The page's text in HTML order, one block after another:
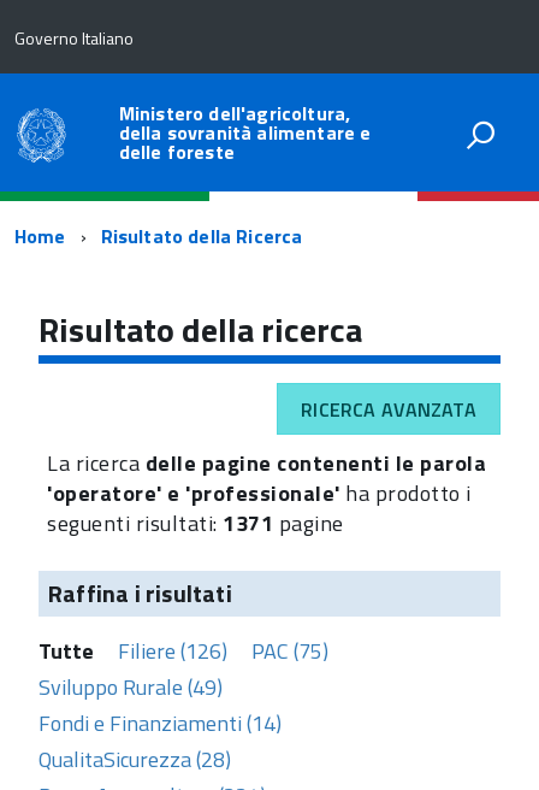
Governo Italiano
Ministero dell'agricoltura,
della sovranità alimentare e
delle foreste
Percorso
navigazione
Home Risultato della Ricerca
Risultato della ricerca
RICERCA AVANZATA
La ricerca delle pagine contenenti le parola
'operatore' e 'professionale' ha prodotto i
seguenti risultati: 1371 pagine
Raffina i risultati
Tutte Filiere (126)
PAC (75)
Sviluppo Rurale (49)
Fondi e Finanziamenti (14)
QualitaSicurezza (28)